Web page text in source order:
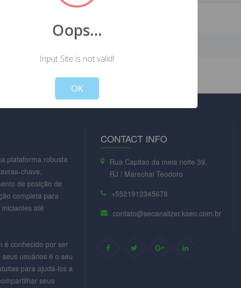
plataforma robusta
chave,
de posição de
completa para
até
é conhecido por ser
usuários é o seu
para ajudá-los a
seus
CONTACT INFO
Rua Capitao da meia noite 39,
RJ / Marechal Teodoro
+5521912345678
contato@seoanalizer.kseo.com.br
Oops...
Input Site is not valid!
OK